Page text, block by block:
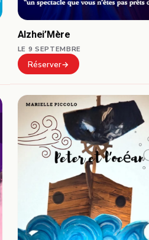
Alzhei’Mère
LE 9 SEPTEMBRE
Réserver